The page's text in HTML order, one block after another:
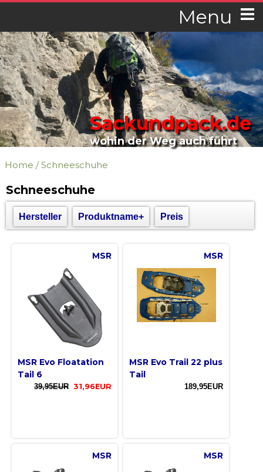
Menu
Sackundpack.de
wohin der Weg auch führt
Home /Schneeschuhe
Schneeschuhe
Hersteller Produktname+ Preis
MSR
MSR Evo Floatation
Tail 6
39,95EUR 31,96EUR
MSR
MSR Evo Trail 22 plus
Tail
189,95EUR
MSR MSR